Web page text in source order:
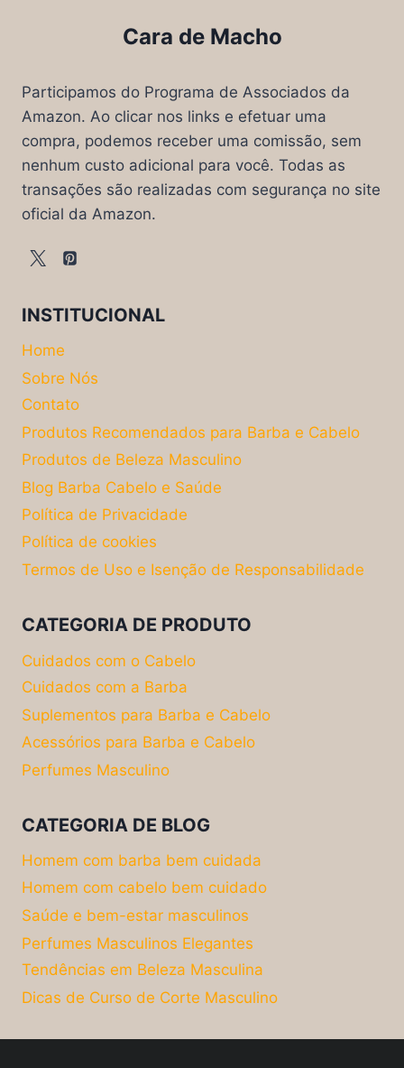
Cara de Macho
Participamos do Programa de Associados da
Amazon. Ao clicar nos links e efetuar uma
compra, podemos receber uma comissão, sem
nenhum custo adicional para você. Todas as
transações são realizadas com segurança no site
oficial da Amazon.
INSTITUCIONAL
Home
Sobre Nós
Contato
Produtos Recomendados para Barba e Cabelo
Produtos de Beleza Masculino
Blog Barba Cabelo e Saúde
Política de Privacidade
Política de cookies
Termos de Uso e Isenção de Responsabilidade
CATEGORIA DE PRODUTO
Cuidados com o Cabelo
Cuidados com a Barba
Suplementos para Barba e Cabelo
Acessórios para Barba e Cabelo
Perfumes Masculino
CATEGORIA DE BLOG
Homem com barba bem cuidada
Homem com cabelo bem cuidado
Saúde e bem-estar masculinos
Perfumes Masculinos Elegantes
Tendências em Beleza Masculina
Dicas de Curso de Corte Masculino